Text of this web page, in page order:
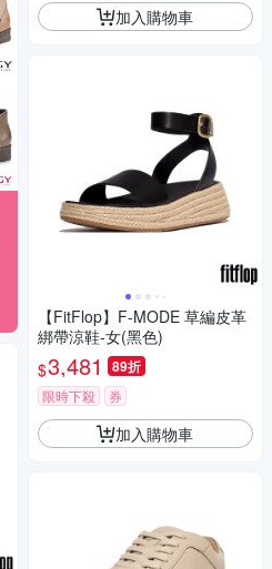
加入購物車
【FitFlop】F-MODE 草編皮革
綁帶涼鞋-女(黑色)
$3,481 89折
限時下殺 券
加入購物車